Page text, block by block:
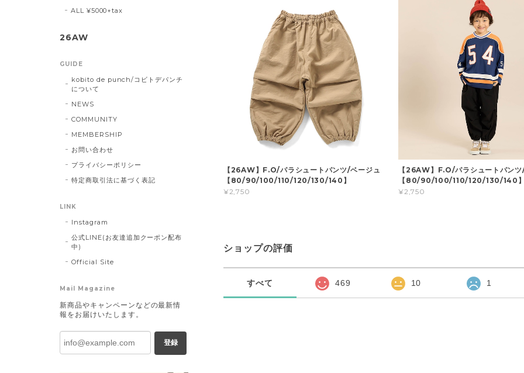
【26AW】F.O/パラシュートパンツ/ベージュ
【80/90/100/110/120/130/140】
¥2,750
【26AW】F.O/パラシュートパン
【80/90/100/110/120/130/140
¥2,750
ショップの評価
すべて 469 10 1
ALL ¥5000+tax
26AW
GUIDE
kobito de punch/コビトデパンチ
について
NEWS
COMMUNITY
MEMBERSHIP
お問い合わせ
プライバシーポリシー
特定商取引法に基づく表記
LINK
Instagram
公式LINE(お友達追加クーポン配布
中)
Official Site
Mail Magazine
新商品やキャンペーンなどの最新情
報をお届けいたします。
登録